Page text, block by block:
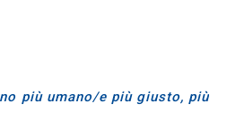
più umano/e più giusto, più